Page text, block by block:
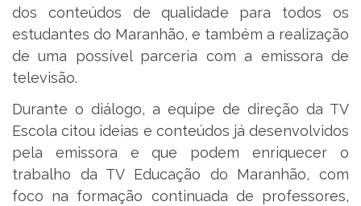
dos conteúdos de qualidade para todos os
estudantes do Maranhão, e também a realização
de uma possível parceria com a emissora de
televisão.
Durante o diálogo, a equipe de direção da TV
Escola citou ideias e conteúdos já desenvolvidos
pela emissora e que podem enriquecer o
trabalho da TV Educação do Maranhão, com
foco na formação continuada de professores,